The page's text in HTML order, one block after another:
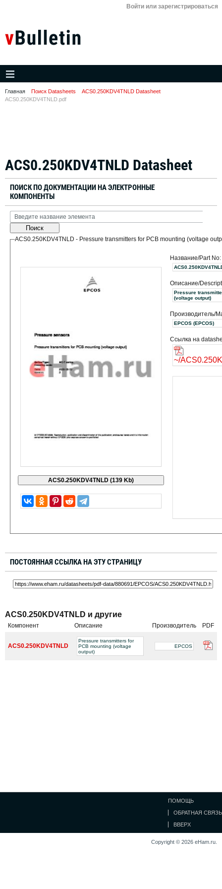
Войти или зарегистрироваться
Главная Поиск Datasheets
ACS0.250KDV4TNLD Datasheet
ACS0.250KDV4TNLD.pdf
ACS0.250KDV4TNLD Datasheet
ПОИСК ПО ДОКУМЕНТАЦИИ НА ЭЛЕКТРОННЫЕ
КОМПОНЕНТЫ
Поиск
ACS0.250KDV4TNLD - Pressure transmitters for PCB mounting (voltage
Название/Part No:
Описание/
Pressure
(voltage output)
Производитель/
EPCOS (EPCOS)
Ссылка на
~/
ПОСТОЯННАЯ ССЫЛКА НА ЭТУ СТРАНИЦУ
ACS0.250KDV4TNLD и другие
Компонент Описание Производитель PDF
ACS0.250KDV4TNLD
Pressure transmitters for
PCB mounting (voltage
output)
EPCOS
ПОМОЩЬ
ОБРАТНАЯ СВЯЗЬ
ВВЕРХ
Copyright © 2026 eHam.ru.